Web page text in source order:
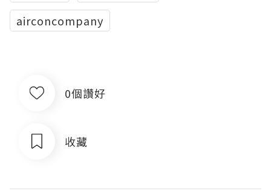
airconcompany
0個讚好
收藏